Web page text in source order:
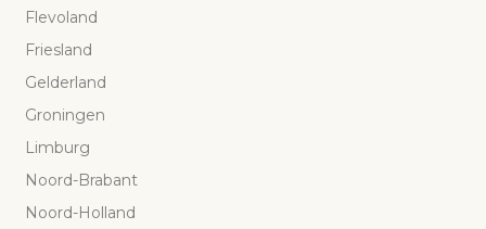
Flevoland
Friesland
Gelderland
Groningen
Limburg
Noord-Brabant
Noord-Holland